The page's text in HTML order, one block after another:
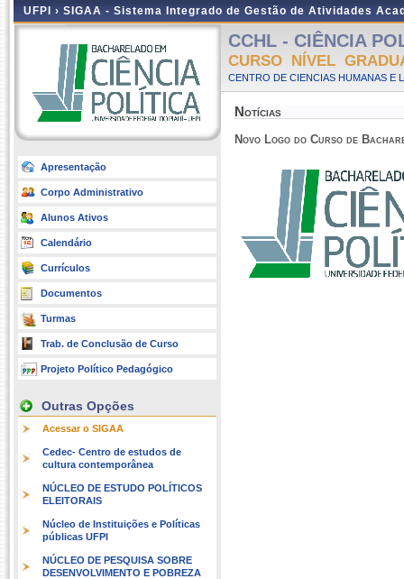
UFPI › SIGAA - Sistema Integrado de Gestão de Atividades
Apresentação
Corpo Administrativo
Alunos Ativos
Calendário
Currículos
Documentos
Turmas
Trab. de Conclusão de Curso
Projeto Político Pedagógico
Outras Opções
Acessar o SIGAA
Cedec- Centro de estudos de
cultura contemporânea
NÚCLEO DE ESTUDO POLÍTICOS
ELEITORAIS
Núcleo de Instituições e Políticas
públicas UFPI
NÚCLEO DE PESQUISA SOBRE
DESENVOLVIMENTO E POBREZA
CCHL - CIÊNCIA
CURSO NÍVEL
CENTRO DE CIENCIAS HUMANAS E
Notícias
Novo Logo do Curso de